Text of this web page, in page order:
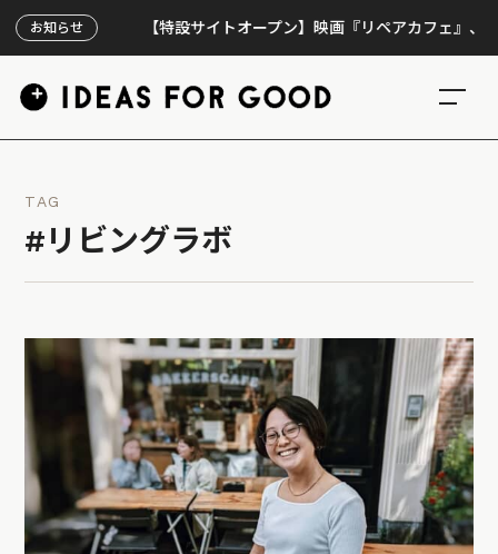
お知らせ【特設サイトオープン】映画『リペアカフェ』、上映300回
TAG
#リビングラボ